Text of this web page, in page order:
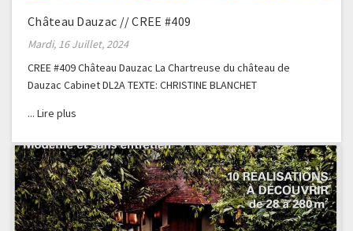
Château Dauzac // CREE #409
Mardi, 16 Juillet, 2024
CREE #409 Château Dauzac La Chartreuse du château de
Dauzac Cabinet DL2A TEXTE: CHRISTINE BLANCHET